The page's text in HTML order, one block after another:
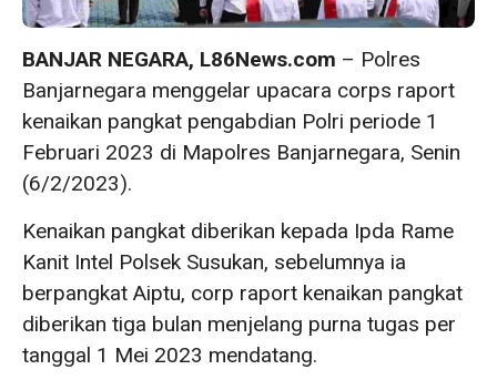
BANJAR NEGARA, L86News.com – Polres
Banjarnegara menggelar upacara corps raport
kenaikan pangkat pengabdian Polri periode 1
Februari 2023 di Mapolres Banjarnegara, Senin
(6/2/2023).
Kenaikan pangkat diberikan kepada Ipda Rame
Kanit Intel Polsek Susukan, sebelumnya ia
berpangkat Aiptu, corp raport kenaikan pangkat
diberikan tiga bulan menjelang purna tugas per
tanggal 1 Mei 2023 mendatang.